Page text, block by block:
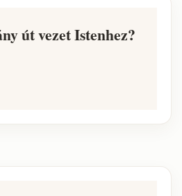
út vezet Istenhez?